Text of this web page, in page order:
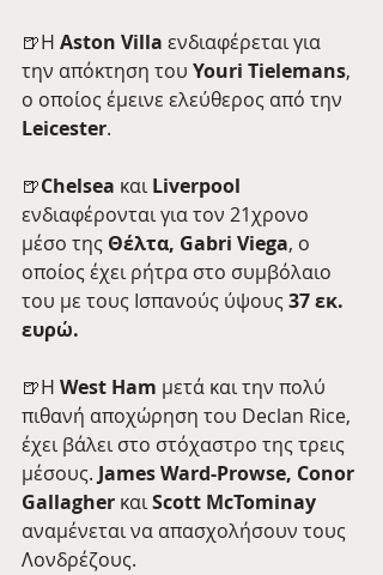
🍺H Aston Villa ενδιαφέρεται για
την απόκτηση του Youri Tielemans,
ο οποίος έμεινε ελεύθερος από την
Leicester.
🍺Chelsea και Liverpool
ενδιαφέρονται για τον 21χρονο
μέσο της Θέλτα, Gabri Viega, ο
οποίος έχει ρήτρα στο συμβόλαιο
του με τους Ισπανούς ύψους 37 εκ.
ευρώ.
🍺H West Ham μετά και την πολύ
πιθανή αποχώρηση του Declan Rice,
έχει βάλει στο στόχαστρο της τρεις
μέσους. James Ward-Prowse, Conor
Gallagher και Scott McTominay
αναμένεται να απασχολήσουν τους
Λονδρέζους.